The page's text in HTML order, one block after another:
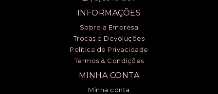
INFORMAÇÕES
Sobre a Empresa
Trocas e Devoluções
Política de Privacidade
Termos & Condições
MINHA CONTA
Minha conta